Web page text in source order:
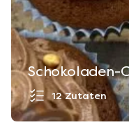
Schokoladen-
12 Zutaten